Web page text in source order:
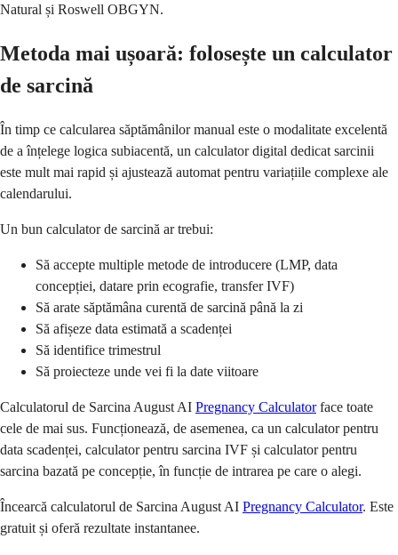
Natural și Roswell OBGYN.
Metoda mai ușoară: folosește un calculator
de sarcină
În timp ce calcularea săptămânilor manual este o modalitate excelentă
de a înțelege logica subiacentă, un calculator digital dedicat sarcinii
este mult mai rapid și ajustează automat pentru variațiile complexe ale
calendarului.
Un bun calculator de sarcină ar trebui:
Să accepte multiple metode de introducere (LMP, data
concepției, datare prin ecografie, transfer IVF)
Să arate săptămâna curentă de sarcină până la zi
Să afișeze data estimată a scadenței
Să identifice trimestrul
Să proiecteze unde vei fi la date viitoare
Calculatorul de Sarcina August AI Pregnancy Calculatorface toate
cele de mai sus. Funcționează, de asemenea, ca un calculator pentru
data scadenței, calculator pentru sarcina IVF și calculator pentru
sarcina bazată pe concepție, în funcție de intrarea pe care o alegi.
Încearcă calculatorul de Sarcina August AI Pregnancy Calculator. Este
gratuit și oferă rezultate instantanee.